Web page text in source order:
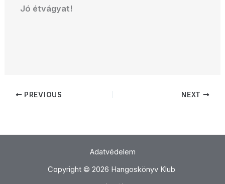
Jó étvágyat!
PREVIOUS NEXT
Adatvédelem
Copyright © 2026 Hangoskönyv Klub